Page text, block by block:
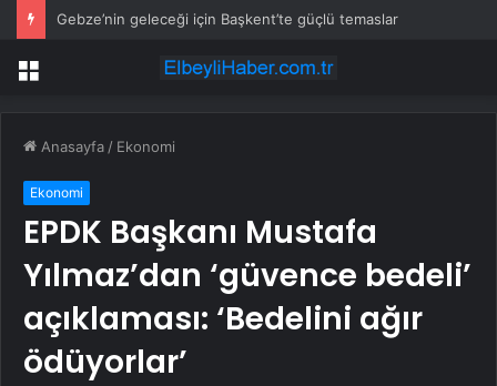
Gebze’nin geleceği için Başkent’te güçlü temaslar
Menü
Anasayfa / Ekonomi
Ekonomi
EPDK Başkanı Mustafa
Yılmaz’dan ‘güvence bedeli’
açıklaması: ‘Bedelini ağır
ödüyorlar’